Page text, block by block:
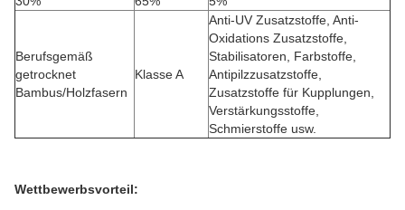
Berufsgemäß
getrocknet
Bambus/Holzfasern
Klasse A
Anti-UV Zusatzstoffe, Anti-
Oxidations Zusatzstoffe,
Stabilisatoren, Farbstoffe,
Antipilzzusatzstoffe,
Zusatzstoffe für Kupplungen,
Verstärkungsstoffe,
Schmierstoffe usw.
Wettbewerbsvorteil: